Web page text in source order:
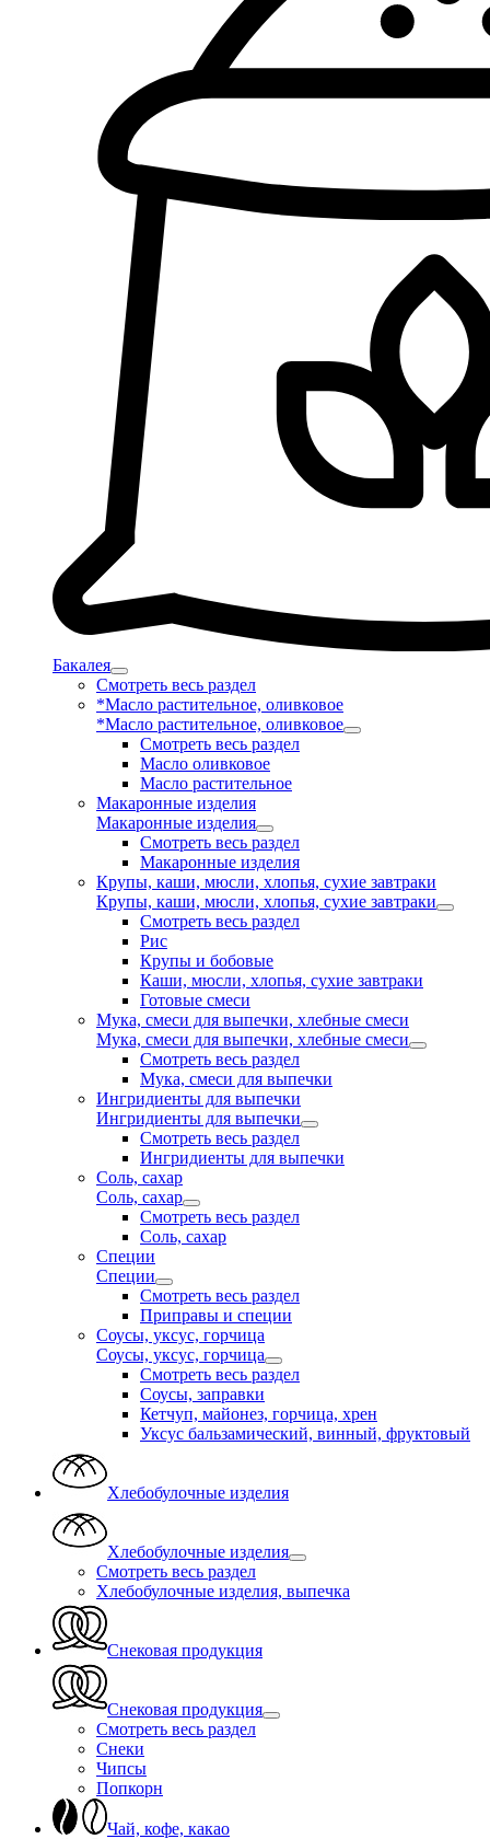
Бакалея
Смотреть весь раздел
*Масло растительное, оливковое
*Масло растительное, оливковое
Смотреть весь раздел
Масло оливковое
Масло растительное
Макаронные изделия
Макаронные изделия
Смотреть весь раздел
Макаронные изделия
Крупы, каши, мюсли, хлопья, сухие завтраки
Крупы, каши, мюсли, хлопья, сухие завтраки
Смотреть весь раздел
Рис
Крупы и бобовые
Каши, мюсли, хлопья, сухие завтраки
Готовые смеси
Мука, смеси для выпечки, хлебные смеси
Мука, смеси для выпечки, хлебные смеси
Смотреть весь раздел
Мука, смеси для выпечки
Ингридиенты для выпечки
Ингридиенты для выпечки
Смотреть весь раздел
Ингридиенты для выпечки
Соль, сахар
Соль, сахар
Смотреть весь раздел
Соль, сахар
Специи
Специи
Смотреть весь раздел
Приправы и специи
Соусы, уксус, горчица
Соусы, уксус, горчица
Смотреть весь раздел
Соусы, заправки
Кетчуп, майонез, горчица, хрен
Уксус бальзамический, винный, фруктовый
Хлебобулочные изделия
Хлебобулочные изделия
Смотреть весь раздел
Хлебобулочные изделия, выпечка
Снековая продукция
Снековая продукция
Смотреть весь раздел
Снеки
Чипсы
Попкорн
Чай, кофе, какао